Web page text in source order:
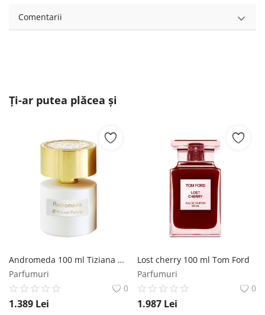
Comentarii
Ți-ar putea plăcea și
Andromeda 100 ml Tiziana Terenzi
Parfumuri
0
1.389 Lei
Lost cherry 100 ml Tom Ford
Parfumuri
0
1.987 Lei